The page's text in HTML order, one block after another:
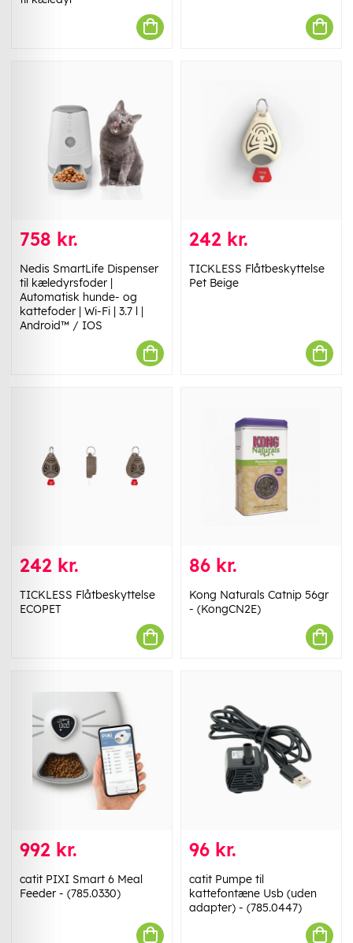
758 kr.
Nedis SmartLife Dispenser
til kæledyrsfoder |
Automatisk hunde- og
kattefoder | Wi-Fi | 3.7 l |
Android™ / IOS
242 kr.
TICKLESS Flåtbeskyttelse
Pet Beige
242 kr.
TICKLESS Flåtbeskyttelse
ECOPET
86 kr.
Kong Naturals Catnip 56gr
- (KongCN2E)
992 kr.
catit PIXI Smart 6 Meal
Feeder - (785.0330)
96 kr.
catit Pumpe til
kattefontæne Usb (uden
adapter) - (785.0447)